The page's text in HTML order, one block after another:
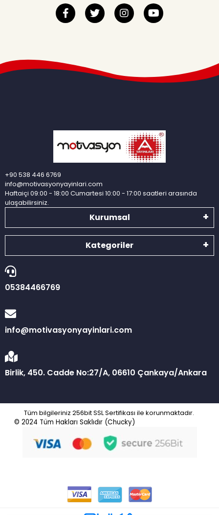
+90 538 446 6769
info@motivasyonyayinlari.com
Haftaiçi 09:00 - 18:00 Cumartesi 10:00 - 17:00 saatleri arasında
ulaşabilirsiniz.
Kurumsal
Kategoriler
05384466769
info@motivasyonyayinlari.com
Birlik, 450. Cadde No:27/A, 06610 Çankaya/Ankara
Tüm bilgileriniz 256bit SSL Sertifikası ile korunmaktadır.
© 2024 Tüm Hakları Saklıdır (Chucky)